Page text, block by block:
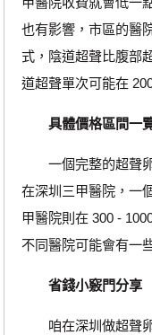
也有影響，市區的醫
式，陰道超聲比腹部
道超聲單次可能在
具體價格區間一
一個完整的超聲卵
在深圳三甲醫院，一
甲醫院則在 300 -
不同醫院可能會有一
省錢小竅門分享
咱在深圳做超聲卵